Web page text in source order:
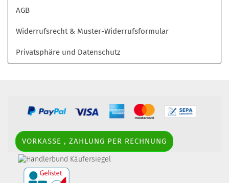
AGB
Widerrufsrecht & Muster-Widerrufsformular
Privatsphäre und Datenschutz
VORKASSE , ZAHLUNG PER RECHNUNG